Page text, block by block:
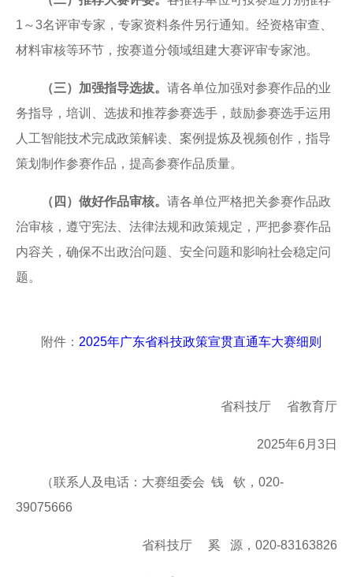
1～3名评审专家，专家资料条件另行通知。经资格审查、
材料审核等环节，按赛道分领域组建大赛评审专家池。
（三）加强指导选拔。 请各单位加强对参赛作品的业
务指导，培训、选拔和推荐参赛选手， 鼓励参赛选手运用
人工智能技术完成政策解读、案例提炼及视频创作 ， 指导
策划制作参赛作品，提高参赛作品质量。
（四）做好作品审核。 请各单位严格把关参赛作品政
治审核，遵守宪法、法律法规和政策规定，严把参赛作品
内容关，确保不出政治问题、安全问题和影响社会稳定问
题。
附件： 2025年广东省科技政策宣贯直通车大赛细则
省科技厅 省教育厅
2025年6月3日
（联系人及电话：大赛组委会 钱 钦，020-
39075666
省科技厅 奚 源，020-83163826